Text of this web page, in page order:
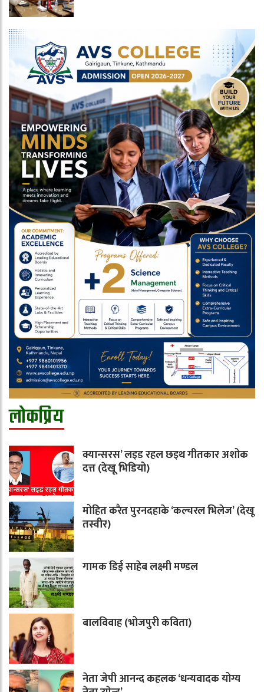
लोकप्रिय
क्यान्सरस’ लइड रहल छइथ गीतकार अशोक
दत्त (देखू भिडियो)
मोहित करैत पुरनदहाके ‘कल्चरल भिलेज’ (देखू
तस्वीर)
गामक डिई साहेब लक्ष्मी मण्डल
बालविवाह (भोजपुरी कविता)
नेता जेपी आनन्द कहलक ‘धन्यवादक योग्य